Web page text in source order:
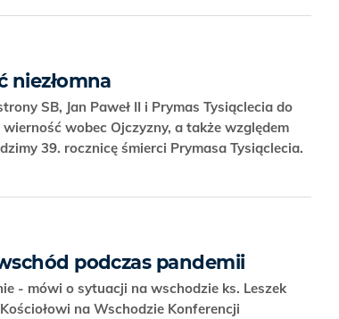
niezłomna
SB, Jan Paweł II i Prymas Tysiąclecia do
wobec Ojczyzny, a także względem
39. rocznicę śmierci Prymasa Tysiąclecia.
podczas pandemii
- mówi o sytuacji na wschodzie ks. Leszek
na Wschodzie Konferencji